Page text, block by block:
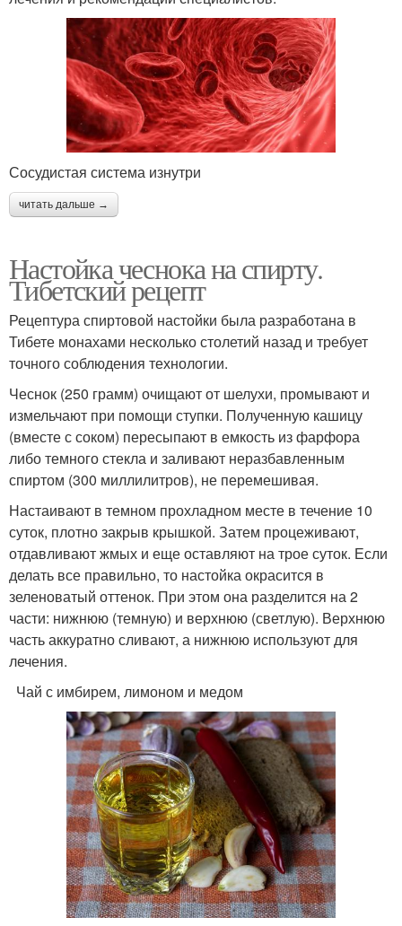
Сосудистая система изнутри
читать дальше →
Настойка чеснока на спирту.
Тибетский рецепт
Рецептура спиртовой настойки была разработана в
Тибете монахами несколько столетий назад и требует
точного соблюдения технологии.
Чеснок (250 грамм) очищают от шелухи, промывают и
измельчают при помощи ступки. Полученную кашицу
(вместе с соком) пересыпают в емкость из фарфора
либо темного стекла и заливают неразбавленным
спиртом (300 миллилитров), не перемешивая.
Настаивают в темном прохладном месте в течение 10
суток, плотно закрыв крышкой. Затем процеживают,
отдавливают жмых и еще оставляют на трое суток. Если
делать все правильно, то настойка окрасится в
зеленоватый оттенок. При этом она разделится на 2
части: нижнюю (темную) и верхнюю (светлую). Верхнюю
часть аккуратно сливают, а нижнюю используют для
лечения.
Чай с имбирем, лимоном и медом